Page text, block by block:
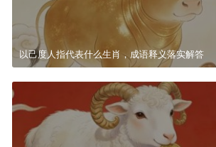
以己度人指代表什么生肖，成语释义落实解答